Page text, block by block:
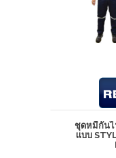
ชุดหมีกันไ
แบบ